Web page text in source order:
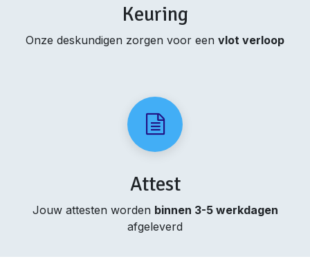
Keuring
Onze deskundigen zorgen voor een vlot verloop
Attest
Jouw attesten worden binnen 3-5 werkdagen
afgeleverd